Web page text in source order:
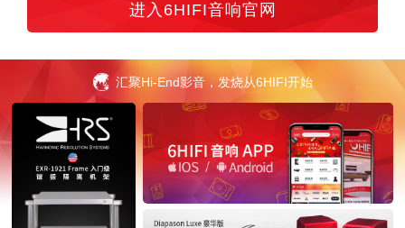
进入6HIFI音响官网
汇聚Hi-End影音，发烧从6HIFI开始